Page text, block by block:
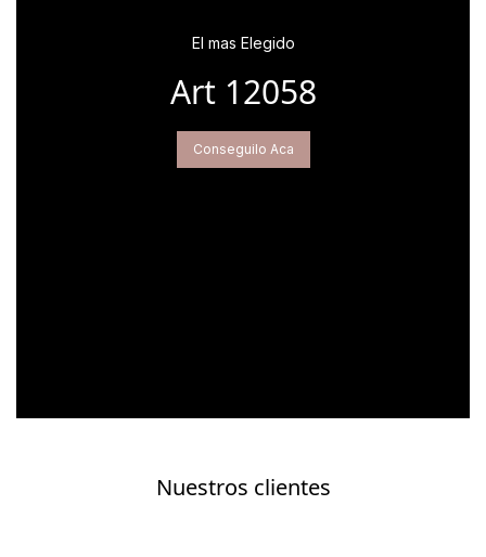
El mas Elegido
Art 12058
Conseguilo Aca
Nuestros clientes